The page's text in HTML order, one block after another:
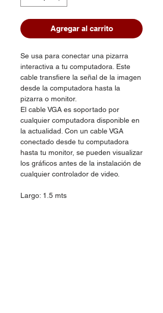
Agregar al carrito
Se usa para conectar una pizarra
interactiva a tu computadora. Este
cable transfiere la señal de la imagen
desde la computadora hasta la
pizarra o monitor.
El cable VGA es soportado por
cualquier computadora disponible en
la actualidad. Con un cable VGA
conectado desde tu computadora
hasta tu monitor, se pueden visualizar
los gráficos antes de la instalación de
cualquier controlador de video.
Largo: 1.5 mts